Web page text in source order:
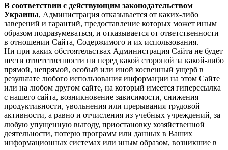
В соответствии с действующим законодательством
Украины, Администрация отказывается от каких-либо
заверений и гарантий, предоставление которых может иным
образом подразумеваться, и отказывается от ответственности
в отношении Сайта, Содержимого и их использования.
Ни при каких обстоятельствах Администрация Сайта не будет
нести ответственности ни перед какой стороной за какой-либо
прямой, непрямой, особый или иной косвенный ущерб в
результате любого использования информации на этом Сайте
или на любом другом сайте, на который имеется гиперссылка
с нашего cайта, возникновение зависимости, снижения
продуктивности, увольнения или прерывания трудовой
активности, а равно и отчисления из учебных учреждений, за
любую упущенную выгоду, приостановку хозяйственной
деятельности, потерю программ или данных в Ваших
информационных системах или иным образом, возникшие в